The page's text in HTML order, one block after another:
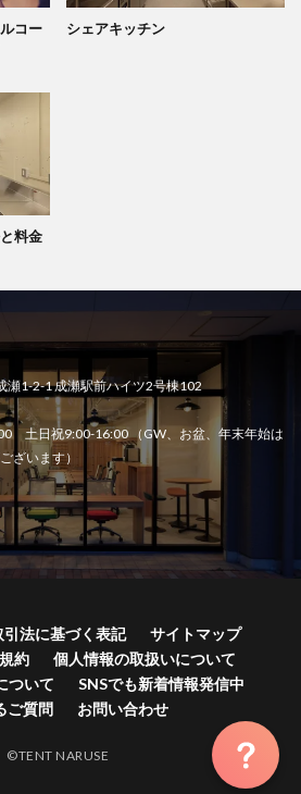
コー
シェアキッチン
料金
瀬1-2-1 成瀬駅前ハイツ2号棟102
土日祝9:00-16:00 （GW、お盆、年末年始は
ざいます）
引法に基づく表記
サイトマップ
約
個人情報の取扱いについて
ついて
SNSでも新着情報発信中
ご質問
お問い合わせ
©TENT NARUSE